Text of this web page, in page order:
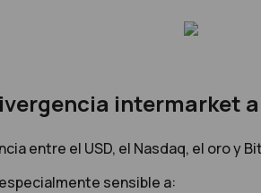
intermarket
entre el USD, el Nasdaq, el oro y
sensible a: